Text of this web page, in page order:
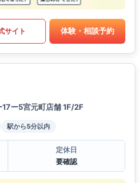
サイト 体験・相談予約
ー5宮元町店舗 1F/2F
駅から5分以内
定休日
要確認